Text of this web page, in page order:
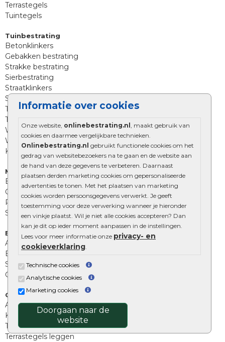
Informatie over cookies
Onze website, onlinebestrating.nl , maakt gebruik van
cookies en daarmee vergelijkbare technieken.
Onlinebestrating.nl gebruikt functionele cookies om het
gedrag van websitebezoekers na te gaan en de website aan
de hand van deze gegevens te verbeteren. Daarnaast
plaatsen derden marketing cookies om gepersonaliseerde
advertenties te tonen. Met het plaatsen van marketing
cookies worden persoonsgegevens verwerkt. Je geeft
toestemming voor deze verwerking wanneer je hieronder
een vinkje plaatst. Wil je niet alle cookies accepteren? Dan
kan je dit op ieder moment aanpassen in de instellingen.
Lees voor meer informatie onze privacy- en
cookieverklaring.
Technische cookies
Analytische cookies
Marketing cookies
Doorgaan naar de
website
Terrastegels
Tuintegels
Tuinbestrating
Betonklinkers
Gebakken bestrating
Strakke bestrating
Sierbestrating
Straatklinkers
Straatstenen
Trommelstenen
Tuinstenen
Waalformaat
Wildverband bestrating
Kingstones
Muurelementen
Betonbielzen
Opsluitbanden
Palissades
Stapelblokken
Extra benodigdheden
Afwatering en diversen
Beplantings en betonelementen
Split, grind en zand
Oprit tegels
Overig
Aanbiedingen
Kunstgras
Tuintegels outlet
Terrastegels leggen